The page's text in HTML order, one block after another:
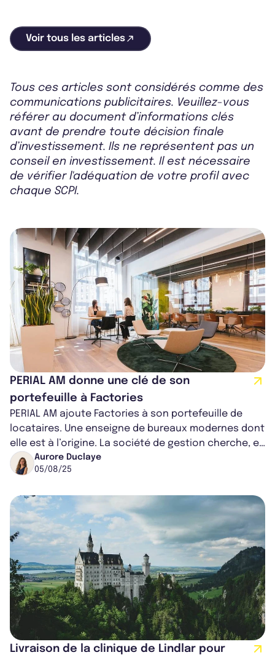
Voir tous les articles
Tous ces articles sont considérés comme des
communications publicitaires. Veuillez-vous
référer au document d’informations clés
avant de prendre toute décision finale
d’investissement. Ils ne représentent pas un
conseil en investissement. Il est nécessaire
de vérifier l'adéquation de votre profil avec
chaque SCPI.
PERIAL AM donne une clé de son
portefeuille à Factories
PERIAL AM ajoute Factories à son portefeuille de
locataires. Une enseigne de bureaux modernes dont
elle est à l’origine. La société de gestion cherche, en
effet, à rafraîchir le pa...
Aurore Duclaye
05/08/25
Livraison de la clinique de Lindlar pour